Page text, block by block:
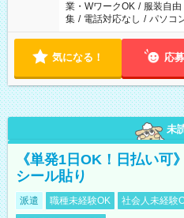
業・WワークOK / 服装自由
集 / 電話対応なし / パソコ
気になる！ 応
未
《単発1日OK！日払い可
シール貼り
派遣 職種未経験OK 社会人未経験